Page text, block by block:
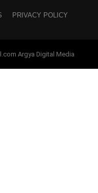
PRIVACY POLICY
Argya Digital Media